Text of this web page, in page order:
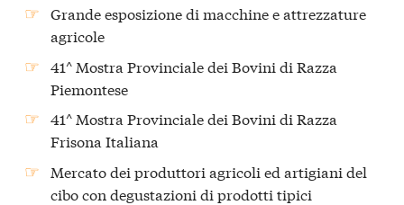
Grande esposizione di macchine e attrezzature
agricole
41^ Mostra Provinciale dei Bovini di Razza
Piemontese
41^ Mostra Provinciale dei Bovini di Razza
Frisona Italiana
Mercato dei produttori agricoli ed artigiani del
cibo con degustazioni di prodotti tipici